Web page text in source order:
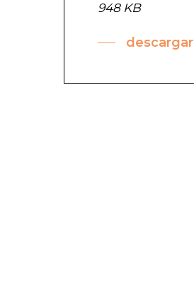
948 KB
descargar